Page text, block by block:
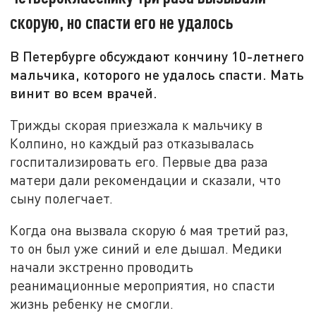
скорую, но спасти его не удалось
В Петербурге обсуждают кончину 10-летнего
мальчика, которого не удалось спасти. Мать
винит во всем врачей.
Трижды скорая приезжала к мальчику в
Колпино, но каждый раз отказывалась
госпитализировать его. Первые два раза
матери дали рекомендации и сказали, что
сыну полегчает.
Когда она вызвала скорую 6 мая третий раз,
то он был уже синий и еле дышал. Медики
начали экстренно проводить
реанимационные мероприятия, но спасти
жизнь ребенку не смогли.